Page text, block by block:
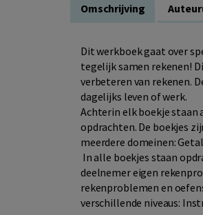
Omschrijving
Dit werkboek gaat over
tegelijk samen rekenen!
verbeteren van rekenen.
dagelijks leven of werk.
Achterin elk boekje staan
opdrachten. De boekjes
meerdere domeinen:
In alle boekjes staan
deelnemer eigen
rekenproblemen en
verschillende niveaus: